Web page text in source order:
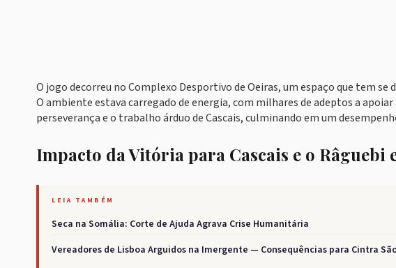
O jogo decorreu no Complexo Desportivo de Oeiras, um espaço que tem
O ambiente estava carregado de energia, com milhares de adeptos a
perseverança e o trabalho árduo de Cascais, culminando em um
Impacto da Vitória para Cascais e o Râguebi
LEIA TAMBÉM
Seca na Somália: Corte de Ajuda Agrava Crise Humanitária
Vereadores de Lisboa Arguidos na Imergente — Consequências para Cintra